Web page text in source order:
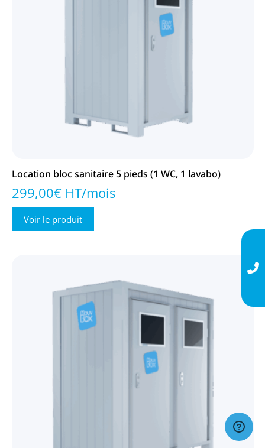
Location bloc sanitaire 5 pieds (1 WC, 1 lavabo)
299,00€ HT/mois
Voir le produit